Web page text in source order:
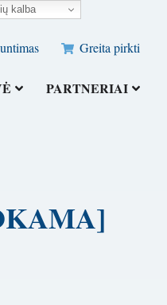
Greita pirkti
PARTNERIAI
kalba